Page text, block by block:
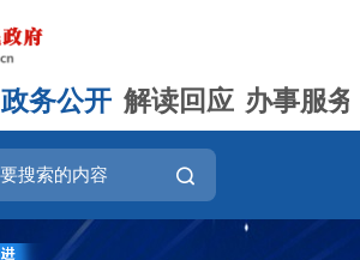
政务公开 解读回应 办事服务